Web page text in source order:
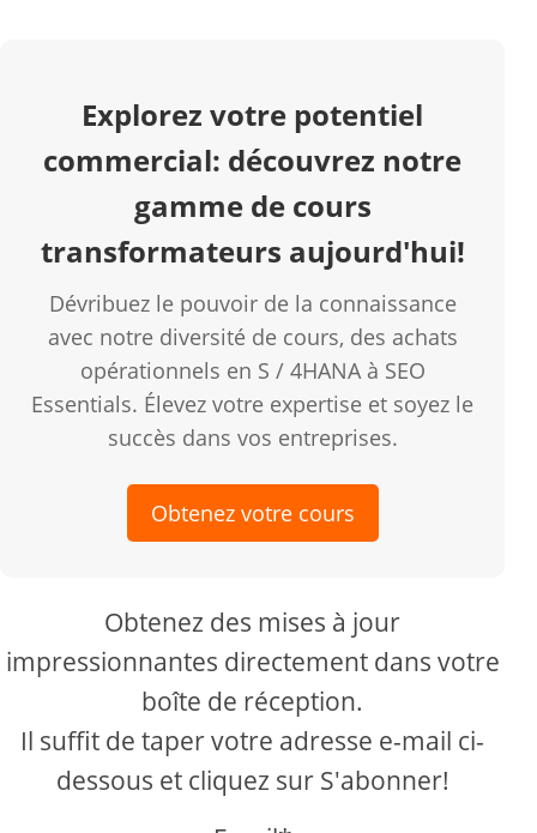
o
Explorez votre potentiel
commercial: découvrez notre
gamme de cours
transformateurs aujourd'hui!
Dévribuez le pouvoir de la connaissance
avec notre diversité de cours, des achats
opérationnels en S / 4HANA à SEO
Essentials. Élevez votre expertise et soyez le
succès dans vos entreprises.
Obtenez votre cours
Obtenez des mises à jour
impressionnantes directement dans votre
boîte de réception.
Il suffit de taper votre adresse e-mail ci-
dessous et cliquez sur S'abonner!